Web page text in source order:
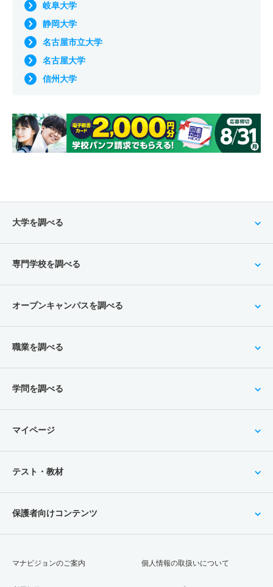
岐阜大学
静岡大学
名古屋市立大学
名古屋大学
信州大学
大学を調べる
専門学校を調べる
オープンキャンパスを調べる
職業を調べる
学問を調べる
マイページ
テスト・教材
保護者向けコンテンツ
マナビジョンのご案内 個人情報の取扱いについて